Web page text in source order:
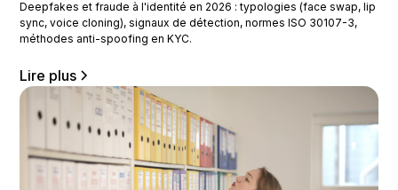
Deepfakes et fraude à l'identité en 2026 : typologies (face swap, lip
sync, voice cloning), signaux de détection, normes ISO 30107-3,
méthodes anti-spoofing en KYC.
Lire plus